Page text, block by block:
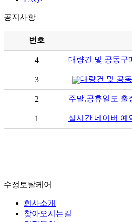
공지사항
번호
4 대량건 및 공동구
3 대량건 및 공
2 주말,공휴일도 출
1 실시간 네이버 예
수정토탈케어
회사소개
찾아오시는길